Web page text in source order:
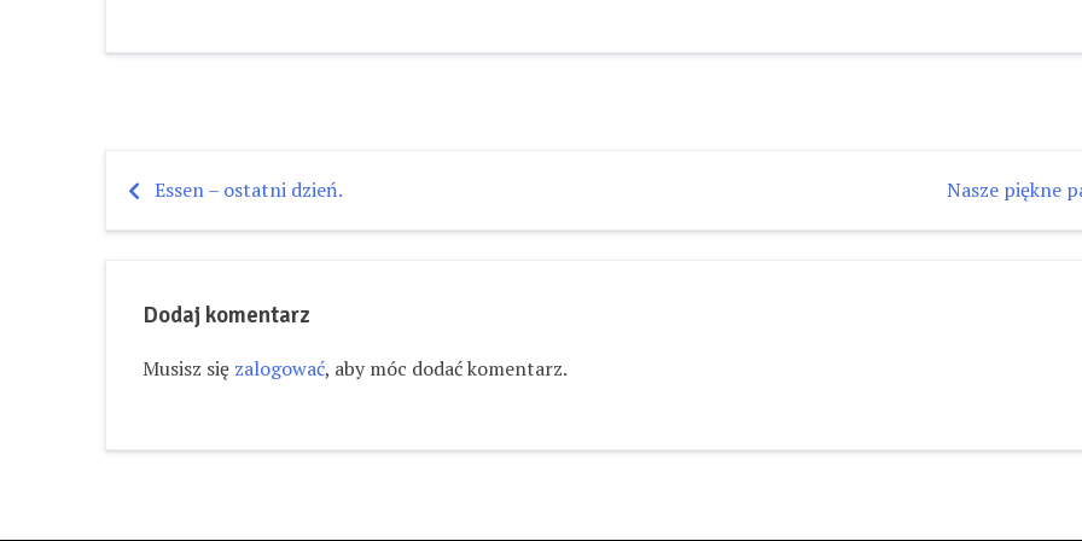
Nawigacja
Essen – ostatni dzień. Nasze piękne
Dodaj komentarz
Musisz się zalogować, aby móc dodać komentarz.